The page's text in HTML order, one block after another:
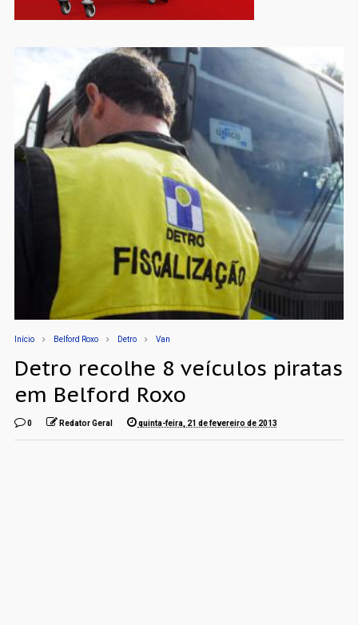
Início Belford Roxo Detro Van
Detro recolhe 8 veículos piratas
em Belford Roxo
0 Redator Geral quinta-feira, 21 de fevereiro de 2013